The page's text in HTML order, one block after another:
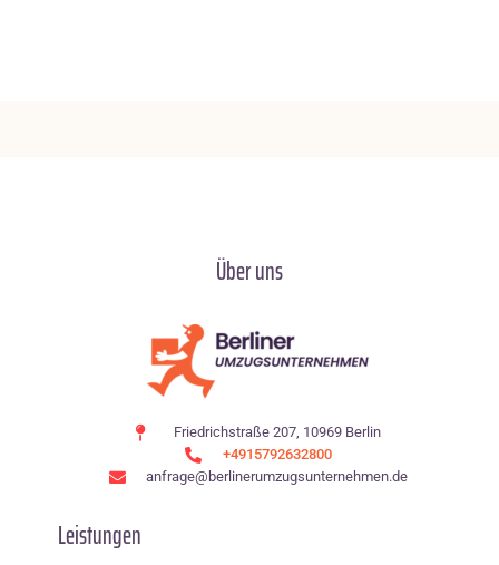
Über uns
Friedrichstraße 207, 10969 Berlin
+4915792632800
anfrage@berlinerumzugsunternehmen.de
Leistungen